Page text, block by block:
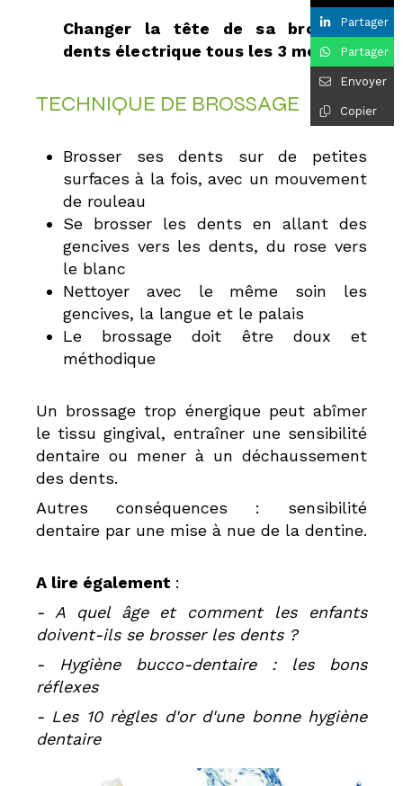
Changer la tête de sa brosse à
dents électrique tous les 3 mois
TECHNIQUE DE BROSSAGE
Brosser ses dents sur de petites
surfaces à la fois, avec un mouvement
de rouleau
Se brosser les dents en allant des
gencives vers les dents, du rose vers
le blanc
Nettoyer avec le même soin les
gencives, la langue et le palais
Le brossage doit être doux et
méthodique
Un brossage trop énergique peut abîmer
le tissu gingival, entraîner une sensibilité
dentaire ou mener à un déchaussement
des dents.
Autres conséquences : sensibilité
dentaire par une mise à nue de la dentine.
A lire également :
- A quel âge et comment les enfants
doivent-ils se brosser les dents ?
- Hygiène bucco-dentaire : les bons
réflexes
- Les 10 règles d'or d'une bonne hygiène
dentaire
Partager
Partager
Envoyer
Copier